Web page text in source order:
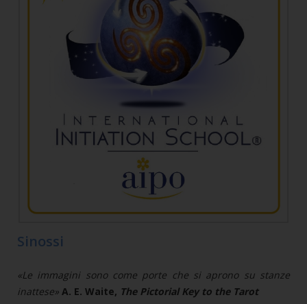
Sinossi
«Le immagini sono come porte che si aprono su stanze
inattese» A. E. Waite, The Pictorial Key to the Tarot